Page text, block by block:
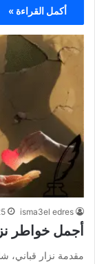
أكمل القراءة »
isma3el edres
أجمل خواطر
مقدمة نزار قباني،